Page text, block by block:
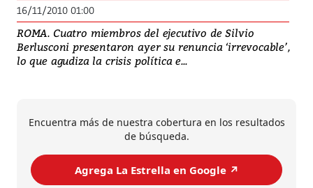
16/11/2010 01:00
ROMA. Cuatro miembros del ejecutivo de Silvio
Berlusconi presentaron ayer su renuncia ‘irrevocable’,
lo que agudiza la crisis política e...
Encuentra más de nuestra cobertura en los resultados
de búsqueda.
Agrega La Estrella en Google ↗️